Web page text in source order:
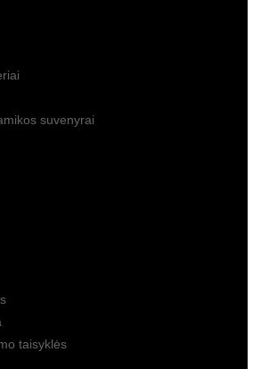
suvenyrai
taisyklės